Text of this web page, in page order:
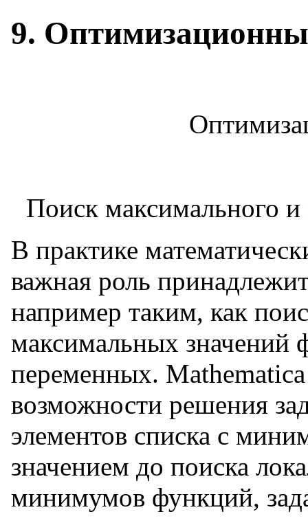
9.
Поиск максимального
В практике
важная роль
например таким, как
максимальных значений
переменных.
возможности решения
элементов списка с
значением до поиска
минимумов функций,